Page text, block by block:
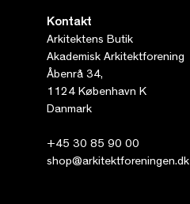
Kontakt
Arkitektens Butik
Akademisk Arkitektforening
Åbenrå 34,
1124 København K
Danmark
+45 30 85 90 00
shop@arkitektforeningen.dk